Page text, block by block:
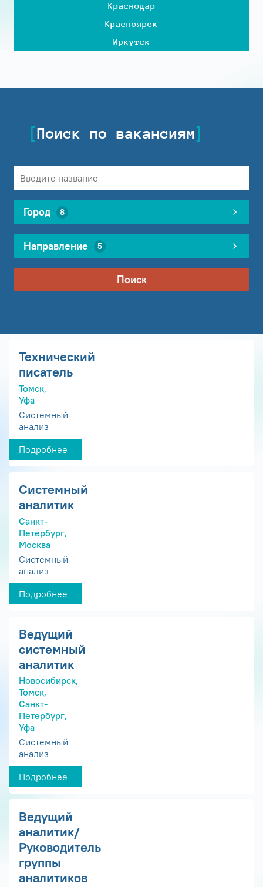
Краснодар
Красноярск
Иркутск
Поиск по вакансиям
Город 8
Направление 5
Поиск
Технический
писатель
Томск,
Уфа
Системный
анализ
Подробнее
Системный
аналитик
Санкт-
Петербург,
Москва
Системный
анализ
Подробнее
Ведущий
системный
аналитик
Новосибирск,
Томск,
Санкт-
Петербург,
Уфа
Системный
анализ
Подробнее
Ведущий
аналитик/
Руководитель
группы
аналитиков